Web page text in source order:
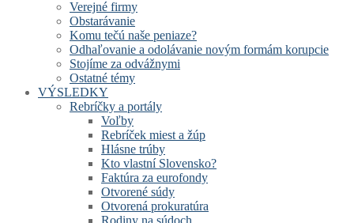
Verejné firmy
Obstarávanie
Komu tečú naše peniaze?
Odhaľovanie a odolávanie novým formám korupcie
Stojíme za odvážnymi
Ostatné témy
VÝSLEDKY
Rebríčky a portály
Voľby
Rebríček miest a žúp
Hlásne trúby
Kto vlastní Slovensko?
Faktúra za eurofondy
Otvorené súdy
Otvorená prokuratúra
Rodiny na súdoch